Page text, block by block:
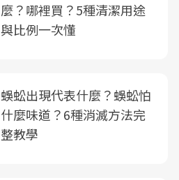
麼？哪裡買？5種清潔用途
與比例一次懂
蜈蚣出現代表什麼？蜈蚣怕
什麼味道？6種消滅方法完
整教學